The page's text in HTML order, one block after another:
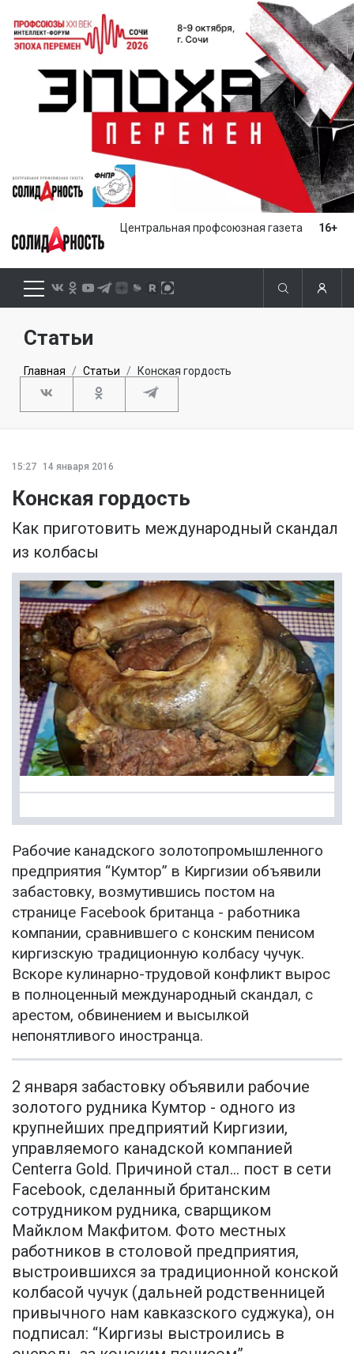
Центральная профсоюзная газета 16+
Статьи
Главная Статьи Конская гордость
15:27 14 января 2016
Конская гордость
Как приготовить международный скандал
из колбасы
Рабочие канадского золотопромышленного
предприятия “Кумтор” в Киргизии объявили
забастовку, возмутившись постом на
странице Facebook британца - работника
компании, сравнившего с конским пенисом
киргизскую традиционную колбасу чучук.
Вскоре кулинарно-трудовой конфликт вырос
в полноценный международный скандал, с
арестом, обвинением и высылкой
непонятливого иностранца.
2 января забастовку объявили рабочие
золотого рудника Кумтор - одного из
крупнейших предприятий Киргизии,
управляемого канадской компанией
Centerra Gold. Причиной стал... пост в сети
Facebook, сделанный британским
сотрудником рудника, сварщиком
Майклом Макфитом. Фото местных
работников в столовой предприятия,
выстроившихся за традиционной конской
колбасой чучук (дальней родственницей
привычного нам кавказского суджука), он
подписал: “Киргизы выстроились в